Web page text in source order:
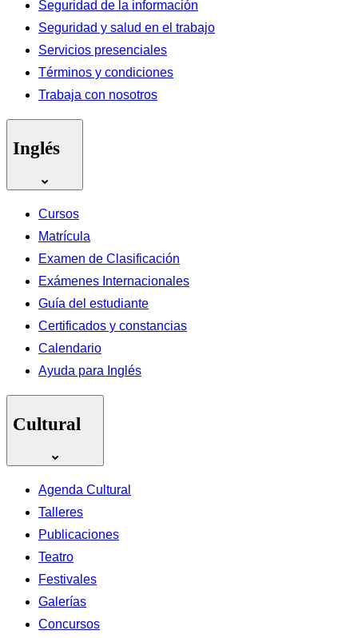
Seguridad de la información
Seguridad y salud en el trabajo
Servicios presenciales
Términos y condiciones
Trabaja con nosotros
Inglés
Cursos
Matrícula
Examen de Clasificación
Exámenes Internacionales
Guía del estudiante
Certificados y constancias
Calendario
Ayuda para Inglés
Cultural
Agenda Cultural
Talleres
Publicaciones
Teatro
Festivales
Galerías
Concursos